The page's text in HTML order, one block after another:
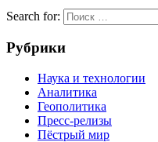
Search for:
Рубрики
Наука и технологии
Аналитика
Геополитика
Пресс-релизы
Пёстрый мир